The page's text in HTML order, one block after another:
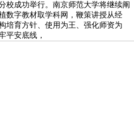
校成功举行。南京师范大学将继续阐
数字教材取学科网，鞭策讲授从经
培育方针、使用为王、强化师资为
平安底线，